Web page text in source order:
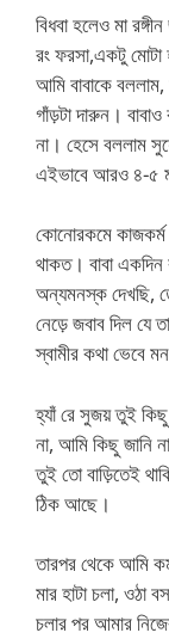
বিধবা হলেও মা
রং ফরসা,একটু
আমি বাবাকে
গাঁড়টা দারুন।
না। হেসে বললাম
এইভাবে আরও ৪-৫
কোনোরকমে কাজকর্ম
থাকত। বাবা
অন্যমনস্ক দেখছি,
নেড়ে জবাব দিল যে
স্বামীর কথা ভেবে
হ্যাঁ রে সুজয় তুই
না, আমি কিছু জানি
তুই তো বাড়িতেই
ঠিক আছে।
তারপর থেকে আমি
মার হাটা চলা, ওঠা
চলার পর আমার